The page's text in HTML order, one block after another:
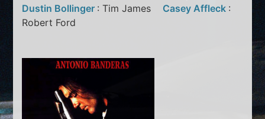
Dustin Bollinger : Tim James Casey Affleck :
Robert Ford